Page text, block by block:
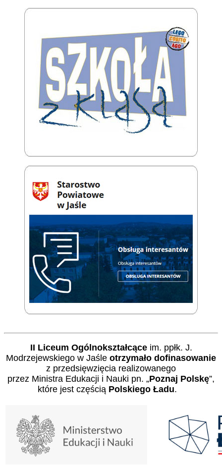
II Liceum Ogólnokształcąceim. ppłk. J.
Modrzejewskiego w Jaśle otrzymało dofinasowanie
z przedsięwzięcia realizowanego
przez Ministra Edukacji i Nauki pn. „Poznaj Polskę”,
które jest częścią Polskiego Ładu.